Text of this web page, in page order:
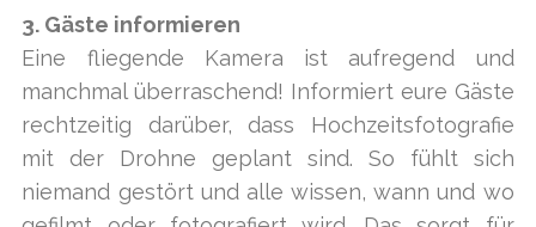
3. Gäste informieren
Eine fliegende Kamera ist aufregend und
manchmal überraschend! Informiert eure Gäste
rechtzeitig darüber, dass Hochzeitsfotografie
mit der Drohne geplant sind. So fühlt sich
niemand gestört und alle wissen, wann und wo